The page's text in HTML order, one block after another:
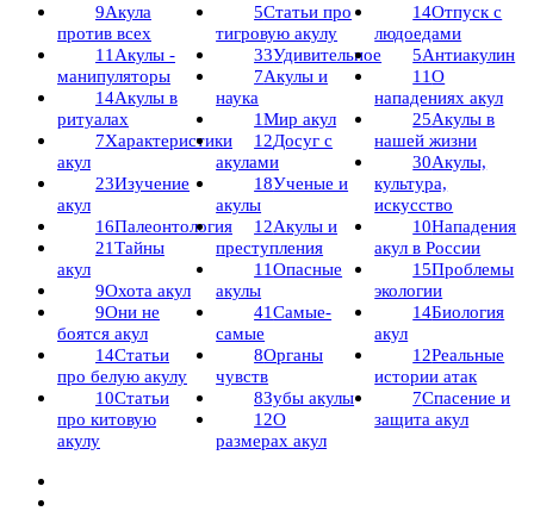
9Акула
против всех
11 Акулы -
манипуляторы
14Акулы в
ритуалах
7Характеристики
акул
23Изучение
акул
16Палеонтология
21Тайны
акул
9Охота акул
9Они не
боятся акул
14Статьи
про белую акулу
10Статьи
про китовую
акулу
5Статьи про
тигровую акулу
33Удивительное
7Акулы и
наука
1Мир акул
12Досуг с
акулами
18Ученые и
акулы
12Акулы и
преступления
11Опасные
акулы
41Самые-
самые
8Органы
чувств
8Зубы акулы
12О
размерах акул
14Отпуск с
людоедами
5Антиакулин
11О
нападениях акул
25Акулы в
нашей жизни
30Акулы,
культура,
искусство
10Нападения
акул в России
15Проблемы
экологии
14Биология
акул
12Реальные
истории атак
7Спасение и
защита акул